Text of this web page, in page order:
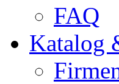
FAQ
Katalog